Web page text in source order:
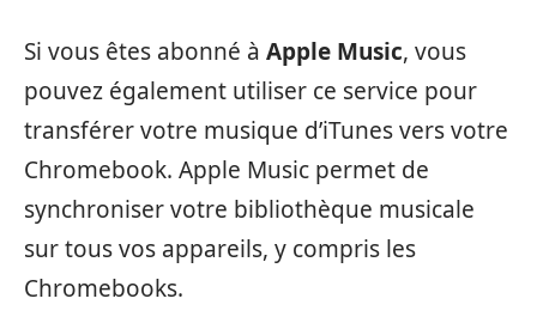
Si vous êtes abonné à Apple Music, vous
pouvez également utiliser ce service pour
transférer votre musique d’iTunes vers votre
Chromebook. Apple Music permet de
synchroniser votre bibliothèque musicale
sur tous vos appareils, y compris les
Chromebooks.